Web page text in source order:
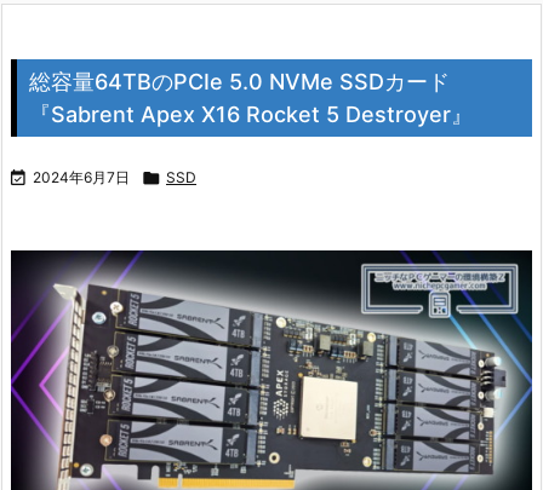
総容量64TBのPCIe 5.0 NVMe SSDカード
『Sabrent Apex X16 Rocket 5 Destroyer』
 2024年6月7日  SSD